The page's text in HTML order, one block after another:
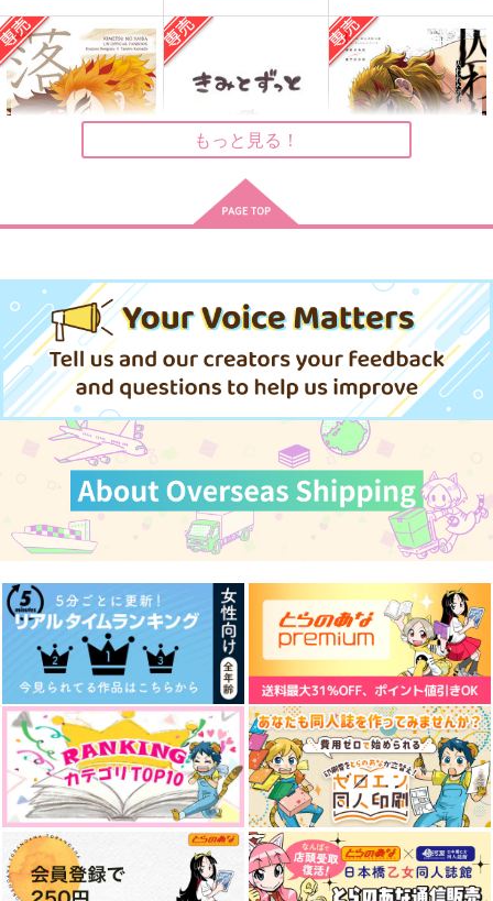
junk
2,672円（税込）
煉獄杏寿郎×竈門炭治郎
hamicco
880円
煉獄杏寿郎×竈門炭治郎
サンプル
片想いとかけまして
みそ漬け
715円（税込）
煉獄杏寿郎×竈門炭治郎
あなたとともに
なるようにしかならな
550円（税込）
サンプル
作品詳細
證明寫眞
87vie
975円（税込）
煉獄杏寿郎×竈門炭治郎
サンプル
作品詳細
許婚の君と埋み火の恋
うたげや
（税込）
煉獄杏寿郎×竈門炭治郎
サンプル
作品詳細
S.A.Color
専売 660 （税込）
鬼滅の刃
煉獄杏寿郎×竈門炭治郎
サンプル
カート
ちんちくりん
専売 1,300円（税込）
煉獄杏寿郎×竈門炭治郎
nmtk
専売 770円（税込）
鬼滅の刃
煉獄杏寿郎×竈門炭治郎
サンプル
もっと見る！